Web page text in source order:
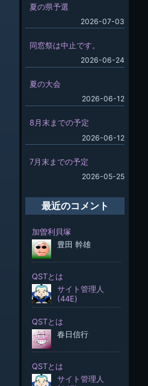
夏の県予選
2026-07-03
同窓祭は中止です。
2026-06-24
夏の大会
2026-06-12
8月末までの予定
2026-06-12
7月末までの予定
2026-05-25
最近のコメント